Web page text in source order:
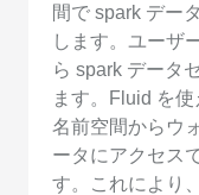
間で spark デー
します。ユーザ
ら spark データ
ます。Fluid を
名前空間からウ
ータにアクセス
す。これにより